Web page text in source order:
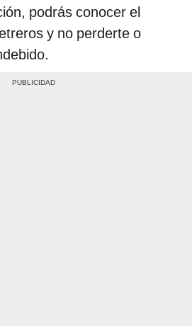
podrás conocer el
y no perderte o